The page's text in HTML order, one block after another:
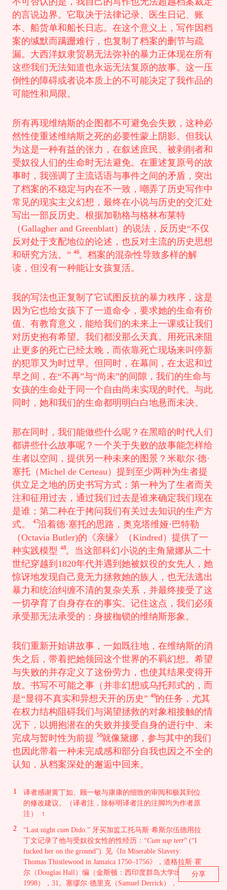
分享
的言说边界。它取决于法律记录、医生日记、账
本、船货单和船长日志。在这个意义上，写作因档
案的缄默而蹒跚难行，也复制了档案的删节与疏
漏。大西洋奴隶贸易无法弥补的暴力正体现在所有
这些我们无法知道也永远无法复原的故事。这一压
倒性的障碍或者说本质上的不可能决定了我作品的
可能性和局限。
所有再现维纳斯的企图都不可避免会失败，这种必
然性使重述维纳斯之死的必要性蒙上阴影。但我认
为这是一种有益的张力，在叙述庶民、被剥削者和
受奴役人们的生命时无法避免。在重述复原号的故
事时，我强调了主流话语与事件之间的矛盾，突出
了档案的不稳定与内在不一致，嘲弄了历史写作中
常见的现实主义幻想，最终在小说与历史的交汇处
写出一部反历史。根据加勒格与格林布莱特
（Gallagher and Greenblatt）的说法，反历史“不仅
反对处于支配地位的论述，也反对主流的历史思想
和研究方法。” 46。档案的混杂性导致多样的解
读，但没有一种能让女孩复活。
我的写法也正复制了它试图反抗的暴力秩序，这是
因为它也给女孩下了一道命令，要求她的生命有价
值、有教育意义，能给我们的未来上一课或让我们
对历史抱有希望。我们都没那么天真。用死讯来阻
止更多的死亡已经太晚，而依靠死亡现场来叫停新
的犯罪又为时过早。但同时，在幕间，在太迟和过
早之间，在“不再”与“尚未”的间隙，我们的生命与
女孩的生命处于同一个自由尚未实现的时代。与此
同时，她和我们的生命都明明白白地悬而未决。
那在同时，我们能做些什么呢？在黑暗的时代人们
都讲些什么故事呢？一个关于失败的故事能怎样给
生者以空间，提供另一种未来的图景？米歇尔·德·
塞托（Michel de Certeau）提到至少两种为生者提
供立足之地的历史书写方式：第一种为了生者而关
注和征用过去，通过我们过去是谁来确定我们现在
是谁；第二种在于拷问我们有关过去知识的生产方
式。
47沿着德·塞托的思路，奥克塔维娅·巴特勒
（Octavia Butler)的《亲缘》（Kindred）提供了一
种实践模型 48。当这部科幻小说的主角黛娜从二十
世纪穿越到1820年代并遇到她被奴役的女先人，她
惊讶地发现自己竟无力拯救她的族人，也无法逃出
暴力和统治纠缠不清的复杂关系，并最终接受了这
一切孕育了自身存在的事实。记住这点，我们必须
承受那无法承受的：身披枷锁的维纳斯形象。
我们重新开始讲故事，一如既往地，在维纳斯的消
失之后，带着把她领回这个世界的不羁幻想。希望
与失败的并存定义了这份劳力，也使其结果变得开
放。书写不可能之事（并非幻想或乌托邦式的，而
是“显得不真实和异想天开的历史” 49的任务，尤其
在权力结构阻碍我们与渴望拯救的对象相接触的情
况下，以拥抱潜在的失败并接受自身的进行中、未
完成与暂时性为前提 50就像黛娜，参与其中的我们
也因此带着一种未完成感和部分自我也因之不全的
认知，从档案深处的邂逅中回来。
1
译者感谢黄丁如、顾一敏与康康的细致的审阅和极其到位
的修改建议。（译者注，除标明译者注的注脚均为作者原
注）
↑
2
“Last night cum Dido.” 牙买加监工托马斯·希斯尔伍德用拉
丁文记录了他与受奴役女性的性经历：“Cum sup terr” (“I
fucked her on the ground”). 见《In Miserable Slavery:
Thomas Thistlewood in Jamaica 1750–1756》，道格拉斯·霍
尔（Douglas Hall）编（金斯顿：西印度群岛大学出版社，
1998），31。塞缪尔·德里克（Samuel Derrick），